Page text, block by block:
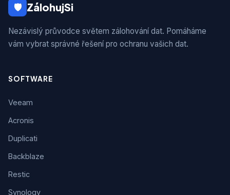
🛡 ZálohujSi
Nezávislý průvodce světem zálohování dat. Pomáháme
vám vybrat správné řešení pro ochranu vašich dat.
SOFTWARE
Veeam
Acronis
Duplicati
Backblaze
Restic
Synology